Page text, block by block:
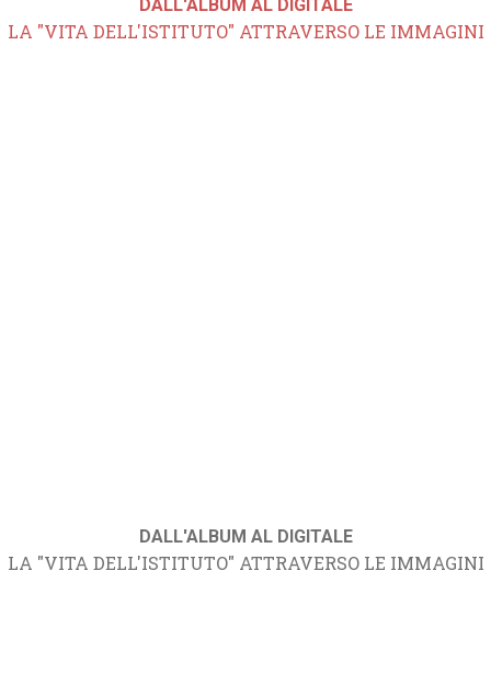
DALL'ALBUM AL DIGITALE
LA "VITA DELL'ISTITUTO" ATTRAVERSO LE IMMAGINI
DALL'ALBUM AL DIGITALE
LA "VITA DELL'ISTITUTO" ATTRAVERSO LE IMMAGINI